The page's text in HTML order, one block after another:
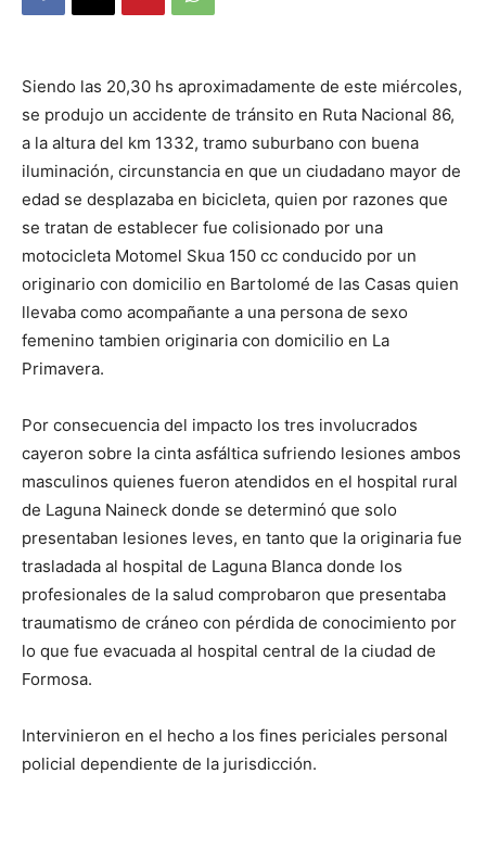
::
La
Verdad
lo
que
Siendo las 20,30 hs aproximadamente de este miércoles,
se produjo un accidente de tránsito en Ruta Nacional 86,
a la altura del km 1332, tramo suburbano con buena
iluminación, circunstancia en que un ciudadano mayor de
edad se desplazaba en bicicleta, quien por razones que
se tratan de establecer fue colisionado por una
motocicleta Motomel Skua 150 cc conducido por un
originario con domicilio en Bartolomé de las Casas quien
llevaba como acompañante a una persona de sexo
femenino tambien originaria con domicilio en La
Primavera.
Por consecuencia del impacto los tres involucrados
cayeron sobre la cinta asfáltica sufriendo lesiones ambos
masculinos quienes fueron atendidos en el hospital rural
de Laguna Naineck donde se determinó que solo
presentaban lesiones leves, en tanto que la originaria fue
trasladada al hospital de Laguna Blanca donde los
profesionales de la salud comprobaron que presentaba
traumatismo de cráneo con pérdida de conocimiento por
lo que fue evacuada al hospital central de la ciudad de
Formosa.
Intervinieron en el hecho a los fines periciales personal
policial dependiente de la jurisdicción.